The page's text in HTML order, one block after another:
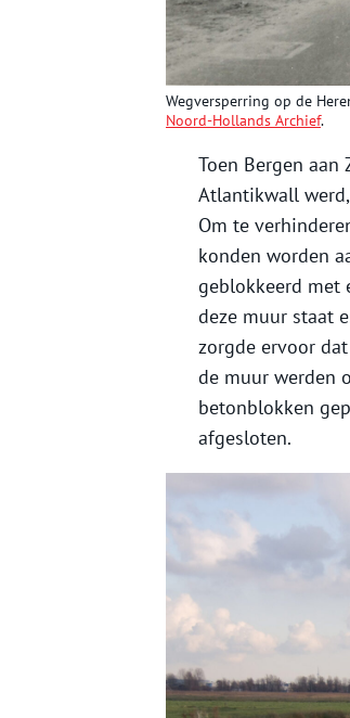
Wegversperring op de
Noord-Hollands Archief.
Toen Bergen aan
Atlantikwall
Om te
konden worden
geblokkeerd met
deze muur staat
zorgde ervoor
de muur werden
betonblokken
afgesloten.